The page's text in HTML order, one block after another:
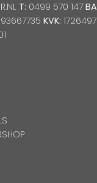
T: 0499 570 147
KVK: